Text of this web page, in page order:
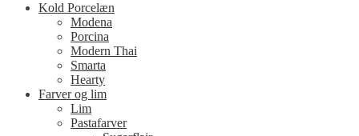
Kold Porcelæn
Modena
Porcina
Modern Thai
Smarta
Hearty
Farver og lim
Lim
Pastafarver